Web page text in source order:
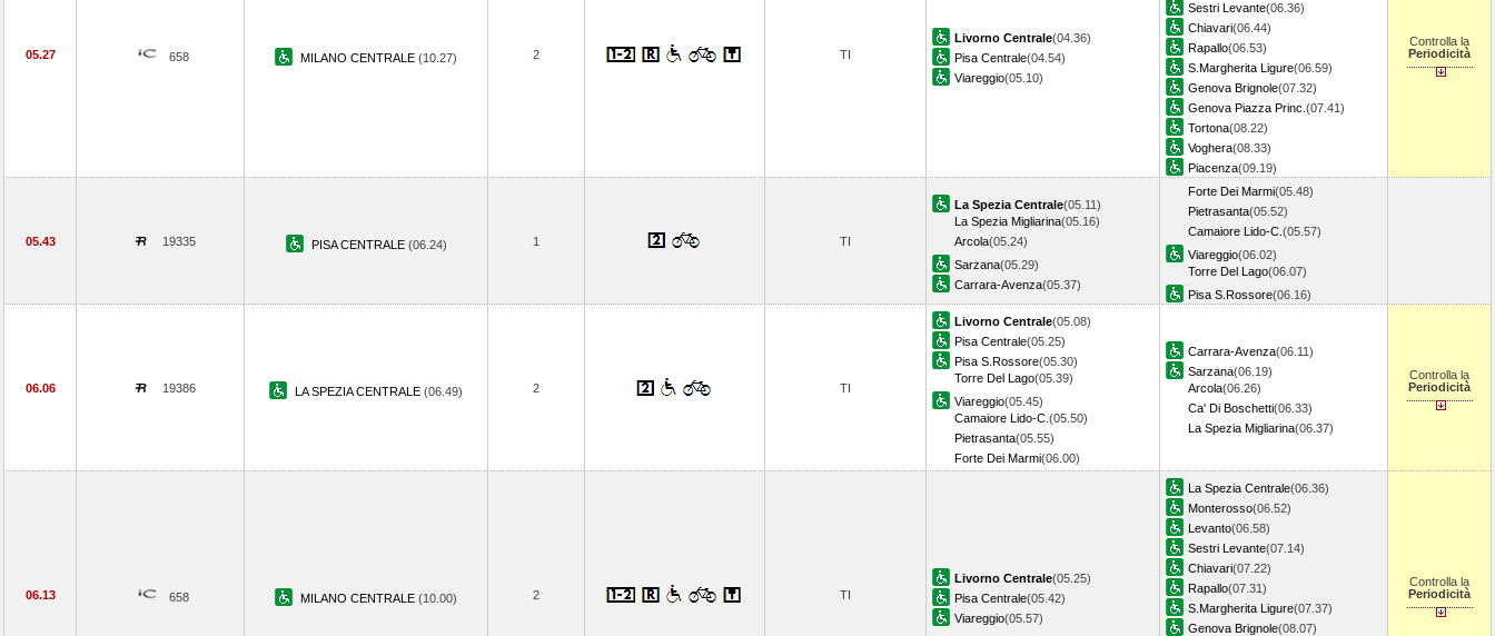
05.27 658 MILANO CENTRALE (10.27) 2 TI
Livorno Centrale(04.36)
Pisa Centrale(04.54)
Viareggio(05.10)
Sestri Levante(06.36)
Chiavari(06.44)
Rapallo(06.53)
S.Margherita Ligure(06.59)
Genova Brignole(07.32)
Genova Piazza Princ. (07.41)
Tortona(08.22)
Voghera(08.33)
Piacenza(09.19)
Controlla la
Periodicità
05.43 19335 PISA CENTRALE (06.24) 1 TI
La Spezia Centrale(05.11)
La Spezia Migliarina(05.16)
Arcola(05.24)
Sarzana(05.29)
Carrara-Avenza(05.37)
Forte Dei Marmi(05.48)
Pietrasanta(05.52)
Camaiore Lido-C. (05.57)
Viareggio(06.02)
Torre Del Lago(06.07)
Pisa S.Rossore(06.16)
06.06 19386 LA SPEZIA CENTRALE (06.49) 2 TI
Livorno Centrale(05.08)
Pisa Centrale(05.25)
Pisa S.Rossore(05.30)
Torre Del Lago(05.39)
Viareggio(05.45)
Camaiore Lido-C. (05.50)
Pietrasanta(05.55)
Forte Dei Marmi(06.00)
Carrara-Avenza(06.11)
Sarzana(06.19)
Arcola(06.26)
Ca' Di Boschetti(06.33)
La Spezia Migliarina(06.37)
Controlla la
Periodicità
06.13 658 MILANO CENTRALE (10.00) 2 TI
Livorno Centrale(05.25)
Pisa Centrale(05.42)
Viareggio(05.57)
La Spezia Centrale(06.36)
Monterosso(06.52)
Levanto(06.58)
Sestri Levante(07.14)
Chiavari(07.22)
Rapallo(07.31)
S.Margherita Ligure(07.37)
Genova Brignole(08.07)
Controlla la
Periodicità